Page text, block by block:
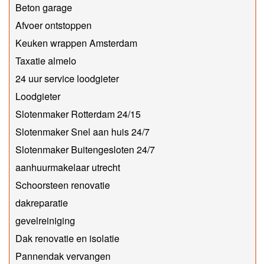
Beton garage
Afvoer ontstoppen
Keuken wrappen Amsterdam
Taxatie almelo
24 uur service loodgieter
Loodgieter
Slotenmaker Rotterdam 24/15
Slotenmaker Snel aan huis 24/7
Slotenmaker Buitengesloten 24/7
aanhuurmakelaar utrecht
Schoorsteen renovatie
dakreparatie
gevelreiniging
Dak renovatie en isolatie
Pannendak vervangen